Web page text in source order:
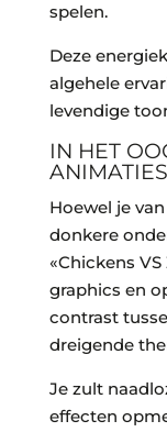
spelen.
Deze
algehele
levendige
IN HET
Hoewel je
donkere
«Chickens
graphics en
contrast
dreigende
Je zult
effecten